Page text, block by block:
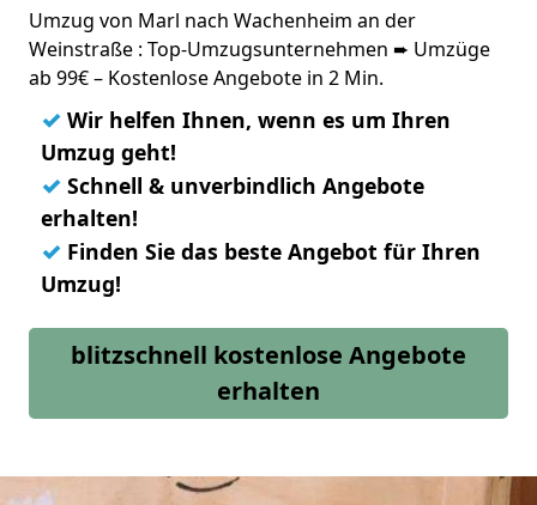
Umzug von Marl nach Wachenheim an der
Weinstraße : Top-Umzugsunternehmen ➨ Umzüge
ab 99€ – Kostenlose Angebote in 2 Min.
✓ Wir helfen Ihnen, wenn es um Ihren
Umzug geht!
✓ Schnell & unverbindlich Angebote
erhalten!
✓ Finden Sie das beste Angebot für Ihren
Umzug!
blitzschnell kostenlose Angebote
erhalten